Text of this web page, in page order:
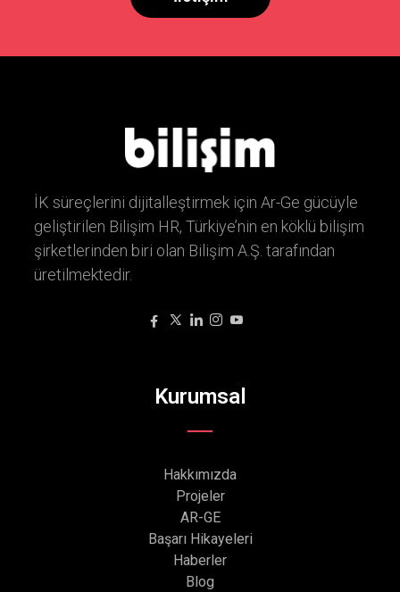
İK süreçlerini dijitalleştirmek için Ar-Ge gücüyle
geliştirilen Bilişim HR, Türkiye’nin en köklü bilişim
şirketlerinden biri olan Bilişim A.Ş. tarafından
üretilmektedir.
Kurumsal
Hakkımızda
Projeler
AR-GE
Başarı Hikayeleri
Haberler
Blog